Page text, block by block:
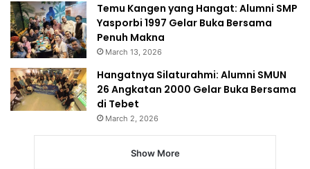
Temu Kangen yang Hangat: Alumni SMP
Yasporbi 1997 Gelar Buka Bersama
Penuh Makna
March 13, 2026
Hangatnya Silaturahmi: Alumni SMUN
26 Angkatan 2000 Gelar Buka Bersama
di Tebet
March 2, 2026
Show More